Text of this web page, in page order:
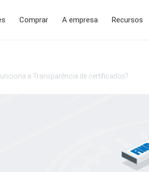
Comprar A empresa Recursos
a Transparência de certificados?